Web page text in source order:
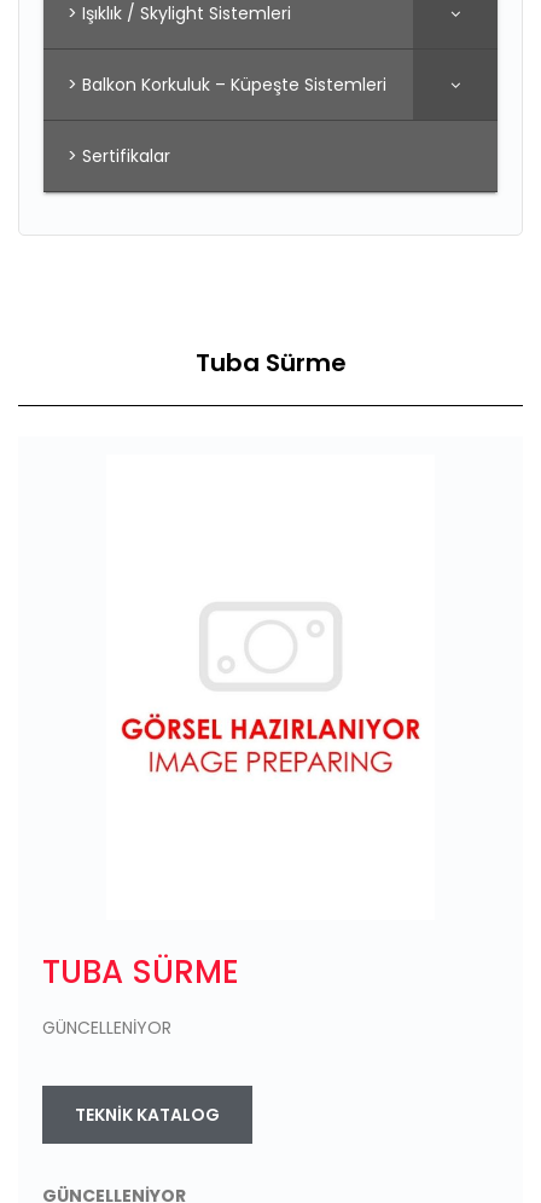
> Işıklık / Skylight Sistemleri
> Balkon Korkuluk – Küpeşte Sistemleri
> Sertifikalar
Tuba Sürme
TUBA SÜRME
GÜNCELLENİYOR
TEKNIK KATALOG
GÜNCELLENİYOR